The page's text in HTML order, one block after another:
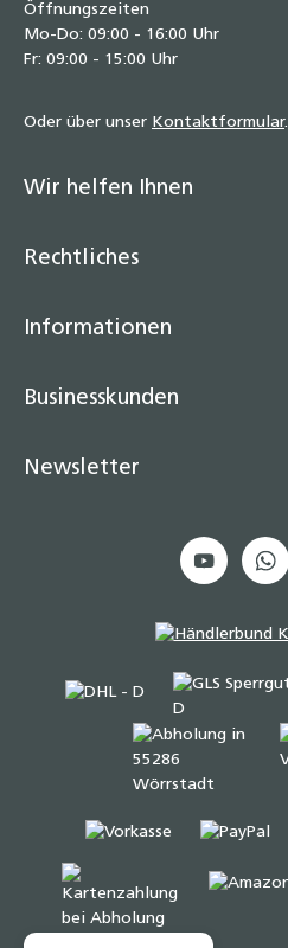
Öffnungszeiten
Mo-Do: 09:00 - 16:00 Uhr
Fr: 09:00 - 15:00 Uhr
Oder über unser Kontaktformular.
Wir helfen Ihnen
Rechtliches
Informationen
Businesskunden
Newsletter